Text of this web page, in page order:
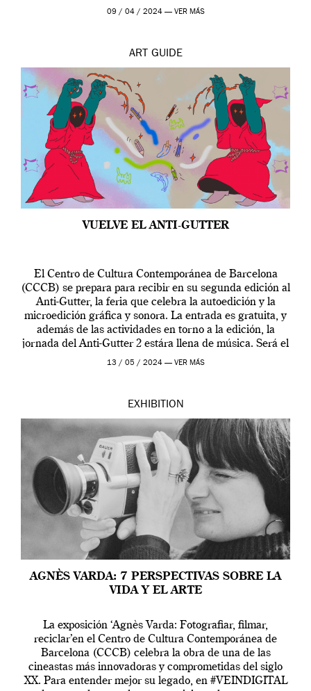
por […]
09 / 04 / 2024 — VER MÁS
ART GUIDE
VUELVE EL ANTI-GUTTER
El Centro de Cultura Contemporánea de Barcelona
(CCCB) se prepara para recibir en su segunda edición al
Anti-Gutter, la feria que celebra la autoedición y la
microedición gráfica y sonora. La entrada es gratuita, y
además de las actividades en torno a la edición, la
jornada del Anti-Gutter 2 estára llena de música. Será el
[…]
13 / 05 / 2024 — VER MÁS
EXHIBITION
AGNÈS VARDA: 7 PERSPECTIVAS SOBRE LA
VIDA Y EL ARTE
La exposición ‘Agnès Varda: Fotografiar, filmar,
reciclar’en el Centro de Cultura Contemporánea de
Barcelona (CCCB) celebra la obra de una de las
cineastas más innovadoras y comprometidas del siglo
XX. Para entender mejor su legado, en #VEINDIGITAL